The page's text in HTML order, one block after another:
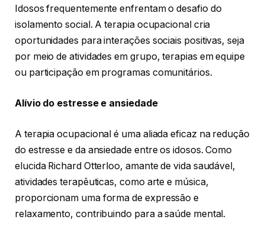
Idosos frequentemente enfrentam o desafio do
isolamento social. A terapia ocupacional cria
oportunidades para interações sociais positivas, seja
por meio de atividades em grupo, terapias em equipe
ou participação em programas comunitários.
Alívio do estresse e ansiedade
A terapia ocupacional é uma aliada eficaz na redução
do estresse e da ansiedade entre os idosos. Como
elucida Richard Otterloo, amante de vida saudável,
atividades terapêuticas, como arte e música,
proporcionam uma forma de expressão e
relaxamento, contribuindo para a saúde mental.